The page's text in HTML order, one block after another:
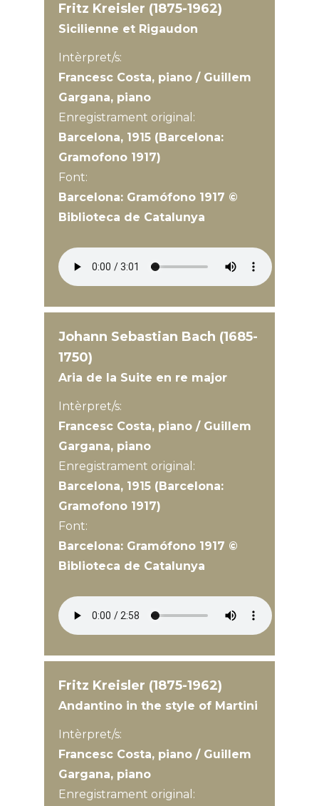
Fritz Kreisler (1875-1962)
Sicilienne et Rigaudon
Intèrpret/s:
Francesc Costa, piano / Guillem
Gargana, piano
Enregistrament original:
Barcelona, 1915 (Barcelona:
Gramofono 1917)
Font:
Barcelona: Gramófono 1917 ©
Biblioteca de Catalunya
Johann Sebastian Bach (1685-
1750)
Aria de la Suite en re major
Intèrpret/s:
Francesc Costa, piano / Guillem
Gargana, piano
Enregistrament original:
Barcelona, 1915 (Barcelona:
Gramofono 1917)
Font:
Barcelona: Gramófono 1917 ©
Biblioteca de Catalunya
Fritz Kreisler (1875-1962)
Andantino in the style of Martini
Intèrpret/s:
Francesc Costa, piano / Guillem
Gargana, piano
Enregistrament original: